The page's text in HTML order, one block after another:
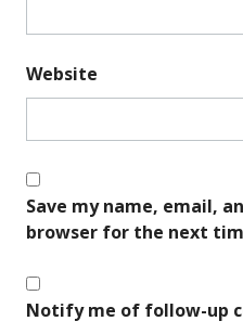
Website
Save my name, email,
browser for the next
Notify me of follow-up